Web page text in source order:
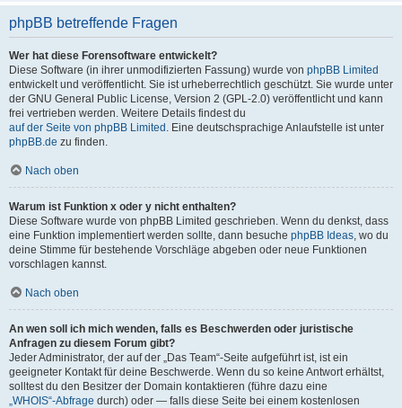
phpBB betreffende Fragen
Wer hat diese Forensoftware entwickelt?
Diese Software (in ihrer unmodifizierten Fassung) wurde von phpBB Limited
entwickelt und veröffentlicht. Sie ist urheberrechtlich geschützt. Sie wurde unter
der GNU General Public License, Version 2 (GPL-2.0) veröffentlicht und kann
frei vertrieben werden. Weitere Details findest du
auf der Seite von phpBB Limited . Eine deutschsprachige Anlaufstelle ist unter
phpBB.de zu finden.
Nach oben
Warum ist Funktion x oder y nicht enthalten?
Diese Software wurde von phpBB Limited geschrieben. Wenn du denkst, dass
eine Funktion implementiert werden sollte, dann besuche phpBB Ideas, wo du
deine Stimme für bestehende Vorschläge abgeben oder neue Funktionen
vorschlagen kannst.
Nach oben
An wen soll ich mich wenden, falls es Beschwerden oder juristische
Anfragen zu diesem Forum gibt?
Jeder Administrator, der auf der „Das Team“-Seite aufgeführt ist, ist ein
geeigneter Kontakt für deine Beschwerde. Wenn du so keine Antwort erhältst,
solltest du den Besitzer der Domain kontaktieren (führe dazu eine
„WHOIS“-Abfrage durch) oder — falls diese Seite bei einem kostenlosen